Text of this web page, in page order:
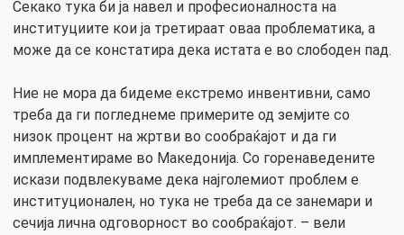
Секако тука би ја навел и професионалноста на
институциите кои ја третираат оваа проблематика, а
може да се констатира дека истата е во слободен пад.
Ние не мора да бидеме екстремо инвентивни, само
треба да ги погледнеме примерите од земјите со
низок процент на жртви во сообраќајот и да ги
имплементираме во Македонија. Со горенаведените
искази подвлекуваме дека најголемиот проблем е
институционален, но тука не треба да се занемари и
сечија лична одговорност во сообраќајот. – вели